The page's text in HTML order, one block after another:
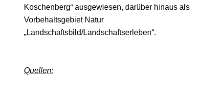
Koschenberg“ ausgewiesen, darüber hinaus als
Vorbehaltsgebiet Natur
„Landschaftsbild/Landschaftserleben“.
Quellen: